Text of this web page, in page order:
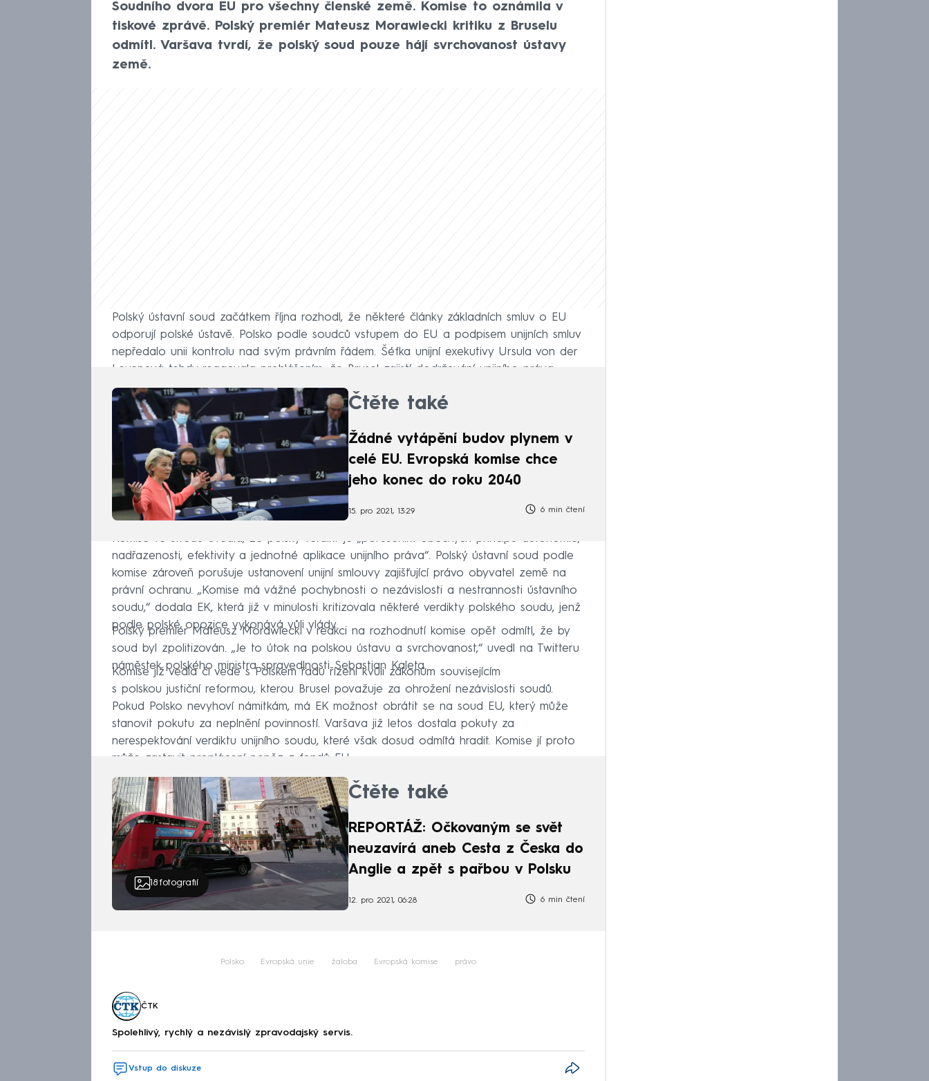
Soudního dvora EU pro všechny členské země. Komise to oznámila v
tiskové zprávě. Polský premiér Mateusz Morawiecki kritiku z Bruselu
odmítl. Varšava tvrdí, že polský soud pouze hájí svrchovanost ústavy
země.
Polský ústavní soud začátkem října rozhodl, že některé články základních smluv o EU
odporují polské ústavě. Polsko podle soudců vstupem do EU a podpisem unijních smluv
nepředalo unii kontrolu nad svým právním řádem. Šéfka unijní exekutivy Ursula von der
Leyenová tehdy reagovala prohlášením, že Brusel zajistí dodržování unijního práva.
Čtěte také
Žádné vytápění budov plynem v
celé EU. Evropská komise chce
jeho konec do roku 2040
15. pro 2021, 13:29 6 min čtení
Komise ve středu uvedla, že polský verdikt je „porušením obecných principů autonomie,
nadřazenosti, efektivity a jednotné aplikace unijního práva“. Polský ústavní soud podle
komise zároveň porušuje ustanovení unijní smlouvy zajišťující právo obyvatel země na
právní ochranu. „Komise má vážné pochybnosti o nezávislosti a nestrannosti ústavního
soudu,“ dodala EK, která již v minulosti kritizovala některé verdikty polského soudu, jenž
podle polské opozice vykonává vůli vlády.
Polský premiér Mateusz Morawiecki v reakci na rozhodnutí komise opět odmítl, že by
soud byl zpolitizován. „Je to útok na polskou ústavu a svrchovanost,“ uvedl na Twitteru
náměstek polského ministra spravedlnosti Sebastian Kaleta.
Komise již vedla či vede s Polskem řadu řízení kvůli zákonům souvisejícím
s polskou justiční reformou, kterou Brusel považuje za ohrožení nezávislosti soudů.
Pokud Polsko nevyhoví námitkám, má EK možnost obrátit se na soud EU, který může
stanovit pokutu za neplnění povinností. Varšava již letos dostala pokuty za
nerespektování verdiktu unijního soudu, které však dosud odmítá hradit. Komise jí proto
může zastavit proplácení peněz z fondů EU.
18fotografií
Čtěte také
REPORTÁŽ: Očkovaným se svět
neuzavírá aneb Cesta z Česka do
Anglie a zpět s pařbou v Polsku
12. pro 2021, 06:28 6 min čtení
Polsko Evropská unie žaloba Evropská komise právo
ČTK
Spolehlivý, rychlý a nezávislý zpravodajský servis.
Vstup do diskuze